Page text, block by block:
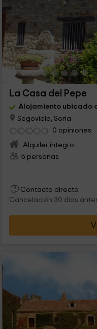
La Casa del Pepe
Alojamiento ubicado
Segoviela, Soria
0 opiniones
Alquiler íntegro
5 personas
Contacto directo
Cancelación 30 días